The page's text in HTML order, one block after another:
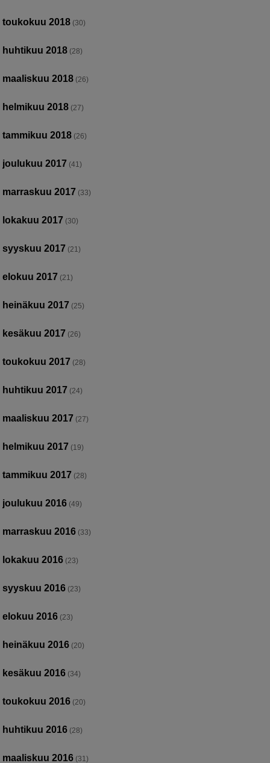
toukokuu 2018 (30)
huhtikuu 2018 (28)
maaliskuu 2018 (26)
helmikuu 2018 (27)
tammikuu 2018 (26)
joulukuu 2017 (41)
marraskuu 2017 (33)
lokakuu 2017 (30)
syyskuu 2017 (21)
elokuu 2017 (21)
heinäkuu 2017 (25)
kesäkuu 2017 (26)
toukokuu 2017 (28)
huhtikuu 2017 (24)
maaliskuu 2017 (27)
helmikuu 2017 (19)
tammikuu 2017 (28)
joulukuu 2016 (49)
marraskuu 2016 (33)
lokakuu 2016 (23)
syyskuu 2016 (23)
elokuu 2016 (23)
heinäkuu 2016 (20)
kesäkuu 2016 (34)
toukokuu 2016 (20)
huhtikuu 2016 (28)
maaliskuu 2016 (31)